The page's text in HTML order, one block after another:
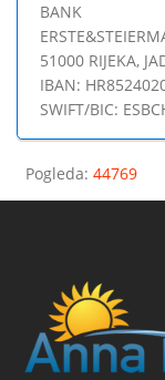
BANK
51000 RIJEKA,
IBAN:
SWIFT/BIC:
Pogleda: 44769